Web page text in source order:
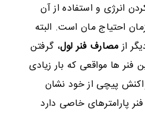
انرژی و استفاده از آن
احتیاج مان است. البته
ازمصارف فنر لول، گرفتن
ها مواقعی که بار زیادی
پیچی از خود نشان
پارامترهای خاصی دارد